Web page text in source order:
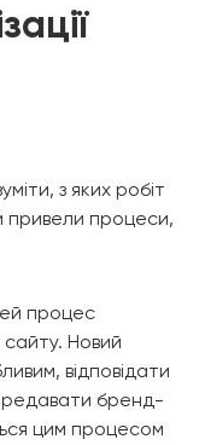
з яких робіт
процеси,
процес
сайту. Новий
відповідати
бренд-
цим процесом